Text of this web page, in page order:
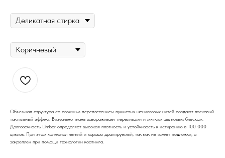
Объемная структура со сложным переплетением пушистых шенилловых нитей создают ласковый
тактильный эффект. Визуально ткань завораживает переливами и мягким шелковым блеском.
Долговечность Limber определяет высокая плотность и устойчивость к истиранию в 100 000
циклов. При этом материал легкий и хорошо драпируемый, так как не имеет подложки, а
закреплен при помощи технологии коатинга.